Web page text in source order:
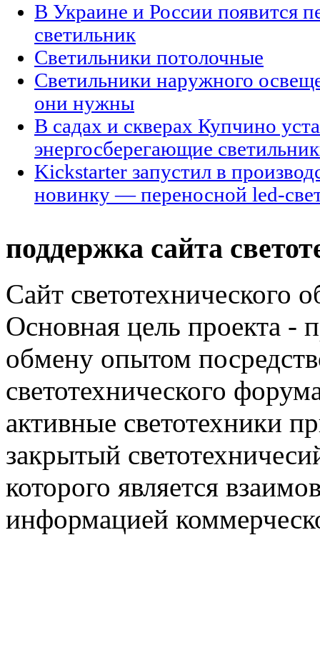
В Украине и России появится
светильник
Светильники потолочные
Светильники наружного
они нужны
В садах и скверах Купчино
энергосберегающие
Kickstarter запустил в
новинку — переносной led-
поддержка сайта
Сайт светотехнического
Основная цель проекта -
обмену опытом
светотехнического
активные светотехники
закрытый
которого является
информацией